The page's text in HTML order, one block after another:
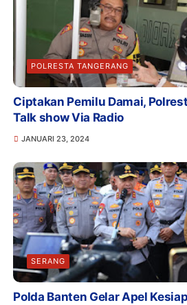
POLRESTA TANGERANG
Ciptakan Pemilu Damai,
Talk show Via Radio
JANUARI 23, 2024
SERANG
Polda Banten Gelar Apel